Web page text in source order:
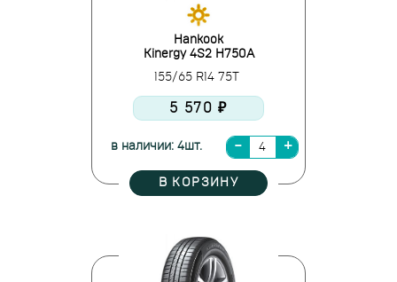
Hankook
Kinergy 4S2 H750A
155/65 R14 75T
5 570 ₽
в наличии: 4шт.
В КОРЗИНУ